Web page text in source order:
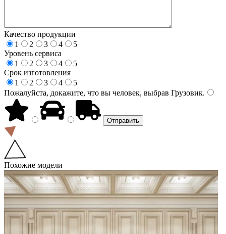
Качество продукции
1
2 3 4
5
Уровень сервиса
1
2 3 4
5
Срок изготовления
1
2 3 4
5
Пожалуйста, докажите, что вы человек, выбрав Грузовик.
Похожие модели